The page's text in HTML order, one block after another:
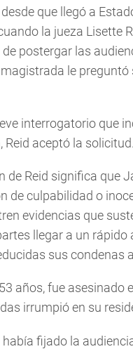
que llegó a
la jueza Lisette
de postergar las
le preguntó
interrogatorio que
Reid aceptó la
de Reid significa que
de culpabilidad o
evidencias que
llegar a un rápido
sus condenas
años, fue asesinado
irrumpió en su
había fijado la